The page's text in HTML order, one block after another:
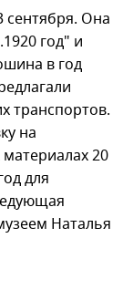
сентября. Она
год" и
в год
транспортов.
на
20
для
Наталья